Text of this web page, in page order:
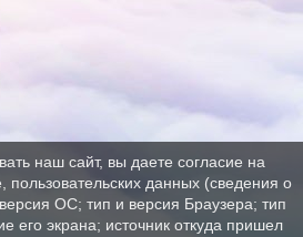
наш сайт, вы даете согласие на
пользовательских данных (сведения о
ОС; тип и версия Браузера; тип
его экрана; источник откуда пришел